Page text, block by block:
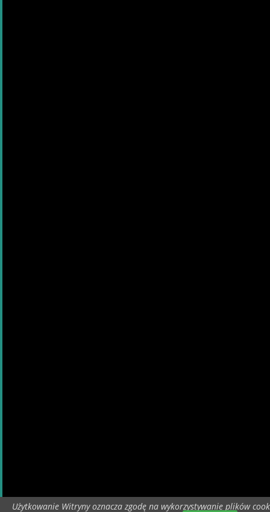
Użytkowanie Witryny oznacza zgodę na wykorzystywanie plików